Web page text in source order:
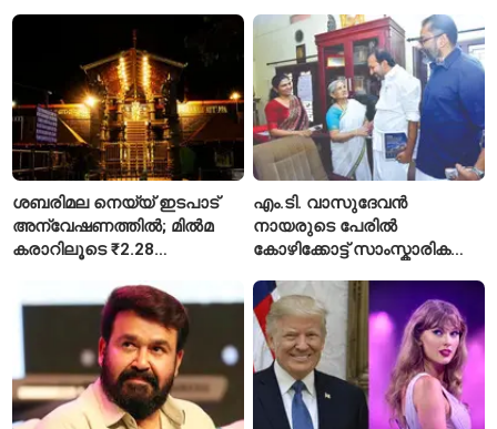
ശബരിമല നെയ്യ് ഇടപാട്
അന്വേഷണത്തിൽ; മിൽമ
കരാറിലൂടെ ₹2.28
എഫ്ഐആർ
എം.ടി. വാസുദേവൻ
നായരുടെ പേരിൽ
കോഴിക്കോട്ട് സാംസ്കാരിക
പ്രവർത്തനങ്ങൾക്ക് ₹50
കോടി